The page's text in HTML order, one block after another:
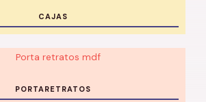
CAJAS
PORTARETRATOS